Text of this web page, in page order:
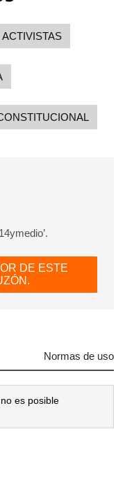
primero has de
ACTIVISTAS
DE ESTE
Normas de uso
es posible